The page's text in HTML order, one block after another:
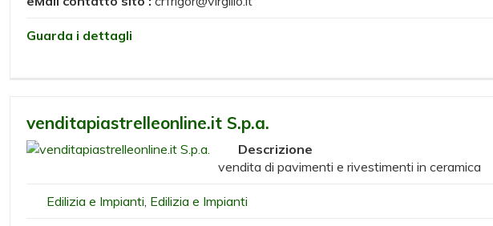
Guarda i dettagli
venditapiastrelleonline.it S.p.a.
Descrizione
vendita di pavimenti e rivestimenti in ceramica
Edilizia e Impianti Edilizia e Impianti